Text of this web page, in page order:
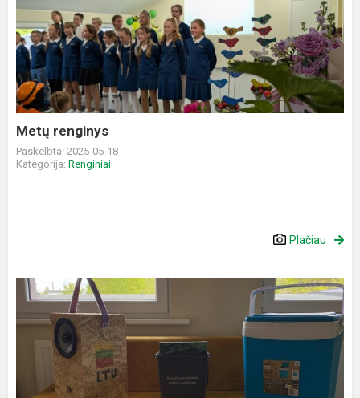
renginys
Metų renginys
Paskelbta: 2025-05-18
Kategorija: Renginiai
Plačiau
Diena
be
kuprinių